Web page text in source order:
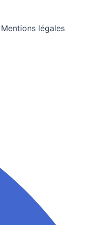
Mentions légales